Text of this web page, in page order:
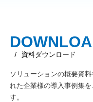
/ 資料ダウンロード
ソリューションの概要資
れた企業様の導入事例集を
す。